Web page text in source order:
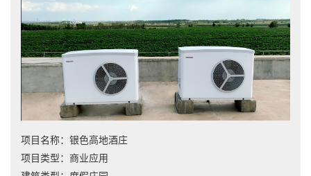
项目名称： 银色高地酒庄
项目类型： 商业应用